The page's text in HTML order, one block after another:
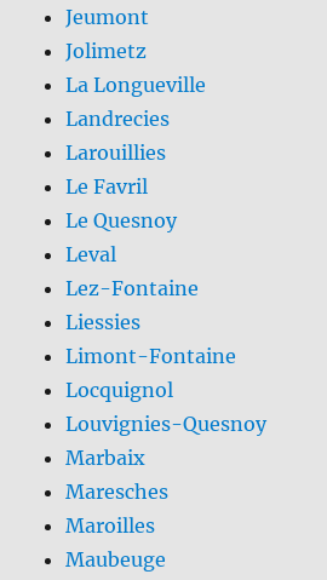
Jeumont
Jolimetz
La Longueville
Landrecies
Larouillies
Le Favril
Le Quesnoy
Leval
Lez-Fontaine
Liessies
Limont-Fontaine
Locquignol
Louvignies-Quesnoy
Marbaix
Maresches
Maroilles
Maubeuge